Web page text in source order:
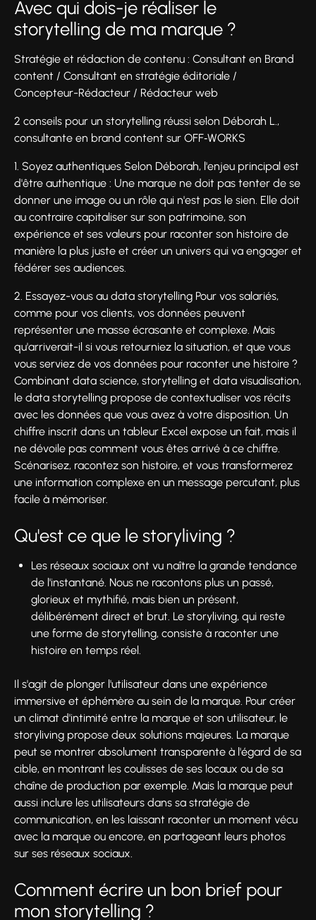
Avec qui dois-je réaliser le
storytelling de ma marque ?
Stratégie et rédaction de contenu : Consultant en Brand
content / Consultant en stratégie éditoriale /
Concepteur-Rédacteur / Rédacteur web
2 conseils pour un storytelling réussi selon Déborah L.,
consultante en brand content sur OFF‑WORKS
1. Soyez authentiques Selon Déborah, l'enjeu principal est
d'être authentique : Une marque ne doit pas tenter de se
donner une image ou un rôle qui n'est pas le sien. Elle doit
au contraire capitaliser sur son patrimoine, son
expérience et ses valeurs pour raconter son histoire de
manière la plus juste et créer un univers qui va engager et
fédérer ses audiences.
2. Essayez-vous au data storytelling Pour vos salariés,
comme pour vos clients, vos données peuvent
représenter une masse écrasante et complexe. Mais
qu'arriverait-il si vous retourniez la situation, et que vous
vous serviez de vos données pour raconter une histoire ?
Combinant data science, storytelling et data visualisation,
le data storytelling propose de contextualiser vos récits
avec les données que vous avez à votre disposition. Un
chiffre inscrit dans un tableur Excel expose un fait, mais il
ne dévoile pas comment vous êtes arrivé à ce chiffre.
Scénarisez, racontez son histoire, et vous transformerez
une information complexe en un message percutant, plus
facile à mémoriser.
Qu'est ce que le storyliving ?
Les réseaux sociaux ont vu naître la grande tendance
de l'instantané. Nous ne racontons plus un passé,
glorieux et mythifié, mais bien un présent,
délibérément direct et brut. Le storyliving, qui reste
une forme de storytelling, consiste à raconter une
histoire en temps réel.
Il s'agit de plonger l'utilisateur dans une expérience
immersive et éphémère au sein de la marque. Pour créer
un climat d'intimité entre la marque et son utilisateur, le
storyliving propose deux solutions majeures. La marque
peut se montrer absolument transparente à l'égard de sa
cible, en montrant les coulisses de ses locaux ou de sa
chaîne de production par exemple. Mais la marque peut
aussi inclure les utilisateurs dans sa stratégie de
communication, en les laissant raconter un moment vécu
avec la marque ou encore, en partageant leurs photos
sur ses réseaux sociaux.
Comment écrire un bon brief pour
mon storytelling ?